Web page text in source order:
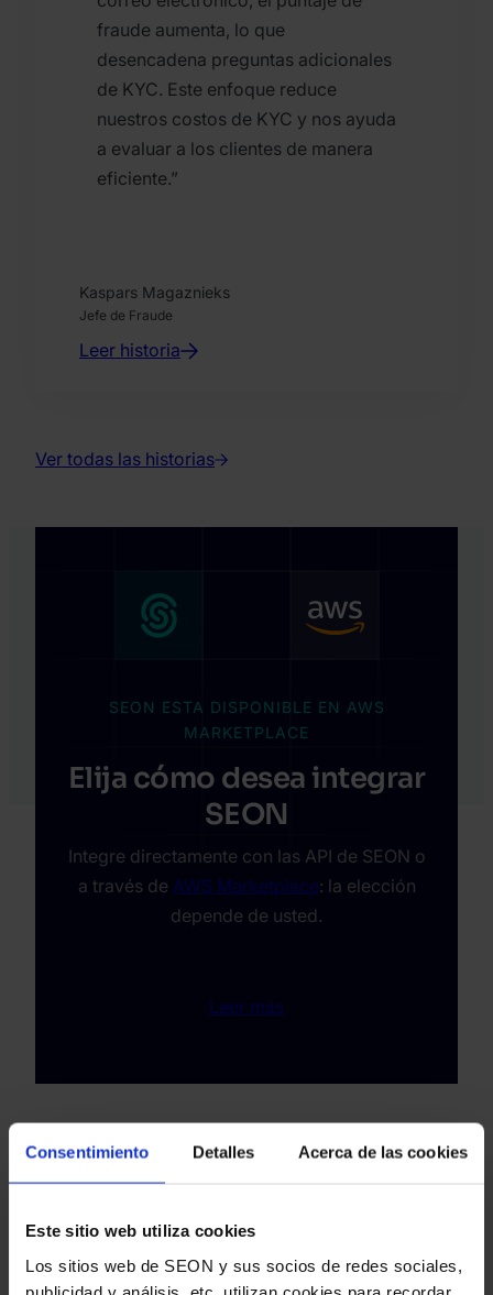
Consentimiento Detalles Acerca de las cookies
Este sitio web utiliza cookies
Los sitios web de SEON y sus socios de redes sociales,
publicidad y análisis, etc. utilizan cookies para recordar
fraude aumenta, lo que
desencadena preguntas adicionales
de KYC. Este enfoque reduce
nuestros costos de KYC y nos ayuda
a evaluar a los clientes de manera
eficiente.”
Kaspars Magaznieks
Jefe de Fraude
Leer historia
Ver todas las historias
SEON ESTA DISPONIBLE EN AWS
MARKETPLACE
Elija cómo desea integrar
SEON
Integre directamente con las API de SEON o
a través de AWS Marketplace: la elección
depende de usted.
Leer más
Obtén más información sobre
la incorporación digital